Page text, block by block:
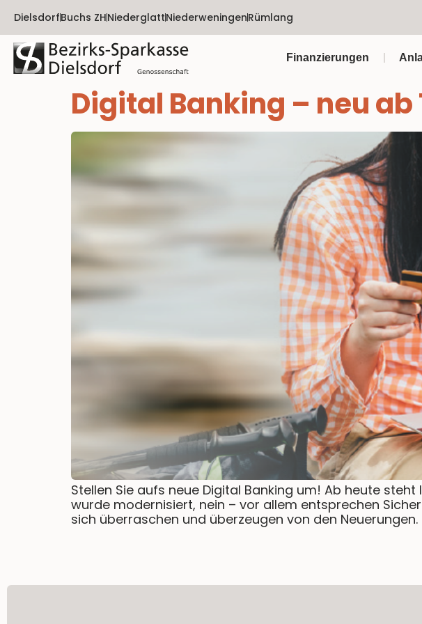
DielsdorfBuchs ZHNiederglattNiederweningenRümlang
Finanzierungen
Digital Banking – neu ab
Stellen Sie aufs neue Digital Banking um! Ab heute
wurde modernisiert, nein – vor allem entsprechen
sich überraschen und überzeugen von den